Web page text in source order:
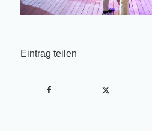
Eintrag teilen